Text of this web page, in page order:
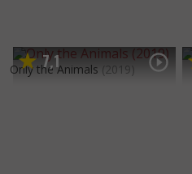
7,1
Only the Animals (2019)